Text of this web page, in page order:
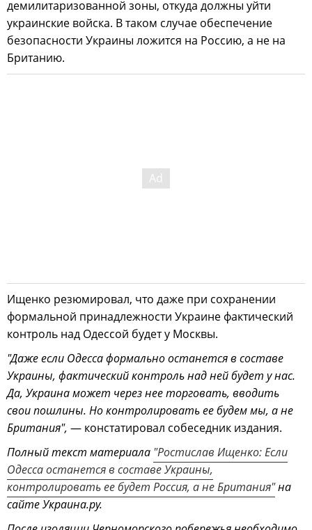
демилитаризованной зоны, откуда должны уйти
украинские войска. В таком случае обеспечение
безопасности Украины ложится на Россию, а не на
Британию.
Ищенко резюмировал, что даже при сохранении
формальной принадлежности Украине фактический
контроль над Одессой будет у Москвы.
"Даже если Одесса формально останется в составе
Украины, фактический контроль над ней будет у нас.
Да, Украина может через нее торговать, вводить
свои пошлины. Но контролировать ее будем мы, а не
Британия", — констатировал собеседник издания.
Полный текст материала "Ростислав Ищенко: Если
Одесса останется в составе Украины,
контролировать ее будет Россия, а не Британия"на
сайте Украина.ру.